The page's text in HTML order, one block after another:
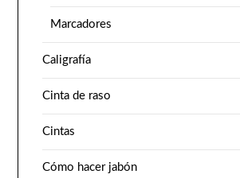
Marcadores
Caligrafía
Cinta de raso
Cintas
Cómo hacer jabón